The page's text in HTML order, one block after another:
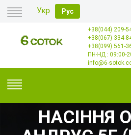
Укр Рус
Головна
Оплата
Доставка
+38(044) 209-
+38(067) 334-
+38(099) 561-
ПН-НД : 09:00-
info@6-
НАСІННЯ